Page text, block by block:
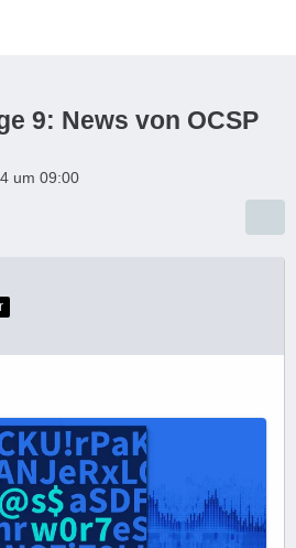
9: News von OCSP
um 09:00